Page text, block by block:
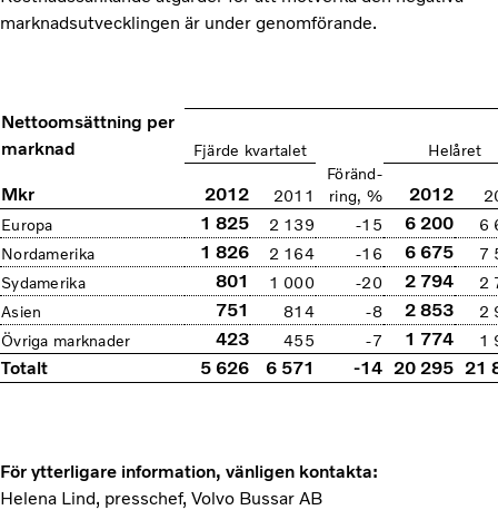
marknadsutvecklingen är under genomförande.
Nettoomsättning per
marknad
Fjärde kvartalet Helåret
Mkr 2012 2011
Föränd-
ring, %
2012
Europa
1 825 2 139 -15 6 200
6
Nordamerika
1 826 2 164 -16 6 675
7
Sydamerika
801 1 000 -20 2 794
2
Asien
751 814 -8 2 853
2
Övriga marknader
423 455 -7 1 774 1
Totalt 5 626 6 571 -14 20 295 21
För ytterligare information, vänligen kontakta:
Helena Lind, presschef, Volvo Bussar AB